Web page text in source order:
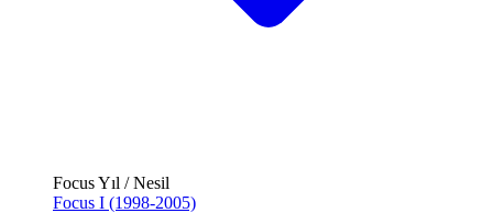
Focus Yıl / Nesil
Focus I (1998-2005)